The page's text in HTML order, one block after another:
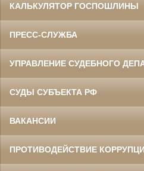
КАЛЬКУЛЯТОР ГОСПОШЛИНЫ
ПРЕСС-СЛУЖБА
УПРАВЛЕНИЕ СУДЕБНОГО
СУДЫ СУБЪЕКТА РФ
ВАКАНСИИ
ПРОТИВОДЕЙСТВИЕ